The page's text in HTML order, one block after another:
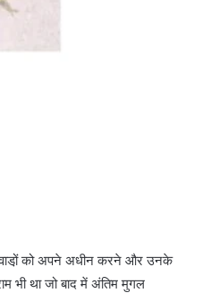
को अपने अधीन करने और उनके
भी था जो बाद में अंतिम मुगल